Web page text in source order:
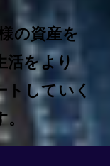
の資産を
活をより
していく